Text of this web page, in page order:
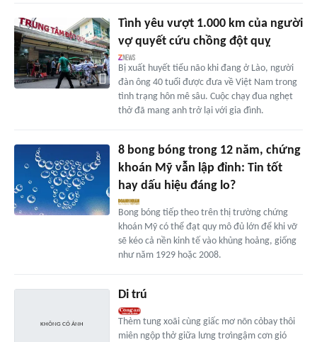
Tình yêu vượt 1.000 km của người
vợ quyết cứu chồng đột quỵ
Bị xuất huyết tiểu não khi đang ở Lào, người
đàn ông 40 tuổi được đưa về Việt Nam trong
tình trạng hôn mê sâu. Cuộc chạy đua nghẹt
thở đã mang anh trở lại với gia đình.
8 bong bóng trong 12 năm, chứng
khoán Mỹ vẫn lập đỉnh: Tin tốt
hay dấu hiệu đáng lo?
Bong bóng tiếp theo trên thị trường chứng
khoán Mỹ có thể đạt quy mô đủ lớn để khi vỡ
sẽ kéo cả nền kinh tế vào khủng hoảng, giống
như năm 1929 hoặc 2008.
Di trú
Thèm tung xoãi cùng giấc mơ nõn cỏbay thôi
miên ngộp thở giữa lưng trơìngậm cơn gió